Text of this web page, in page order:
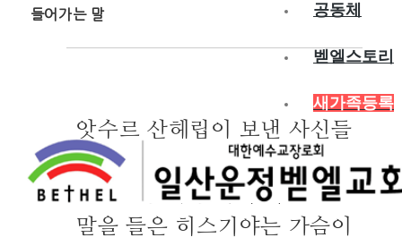
공동체
벧엘스토리
새가족등록
들어가는 말
앗수르 산헤립이 보낸 사신들
과 협상하기 위해 보낸 유다 사
신들이 돌아와 하는
말을 들은 히스기야는 가슴이